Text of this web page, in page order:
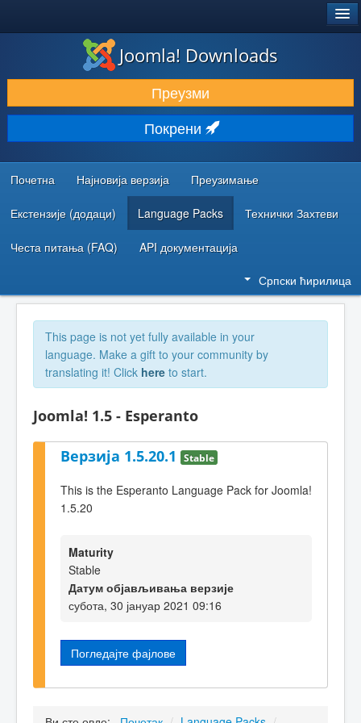
ПРЕУЗИМАЊЕ И ПРОШИРЕЊА (ЕКСТЕНЗИЈЕ)
ОТКРИЈТЕ И НАУЧИТЕ
ЗАЈЕДНИЦА И ПОДРШКА
РЕСУРСИ ЗА РАЗВОЈ
Joomla! Downloads
Преузми
Покрени
Почетна Најновија верзија Преузимање
Екстензије (додаци) Language Packs Технички Захтеви
Честа питања (FAQ) API документација
Српски ћирилица
This page is not yet fully available in your
language. Make a gift to your community by
translating it! Click here to start.
Joomla! 1.5 - Esperanto
Верзија 1.5.20.1 Stable
This is the Esperanto Language Pack for Joomla!
1.5.20
Maturity
Stable
Датум објављивања верзије
субота, 30 јануар 2021 09:16
Погледајте фајлове